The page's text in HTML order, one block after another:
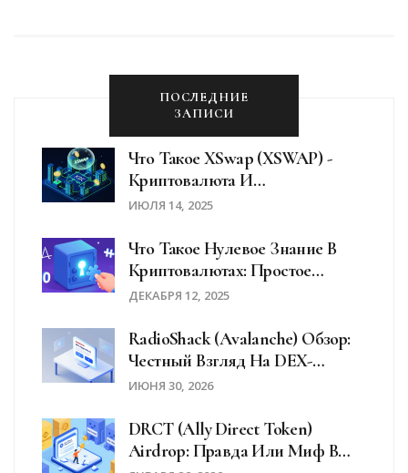
ПОСЛЕДНИЕ
ЗАПИСИ
Что Такое XSwap (XSWAP) -
Криптовалюта И
Децентрализованная Биржа На
ИЮЛЯ 14, 2025
Что Такое Нулевое Знание В
Криптовалютах: Простое
Объяснение ZKP
ДЕКАБРЯ 12, 2025
RadioShack (Avalanche) Обзор:
Честный Взгляд На DEX-
Агрегатор Для Бизнеса
ИЮНЯ 30, 2026
DRCT (Ally Direct Token)
Airdrop: Правда Или Миф В